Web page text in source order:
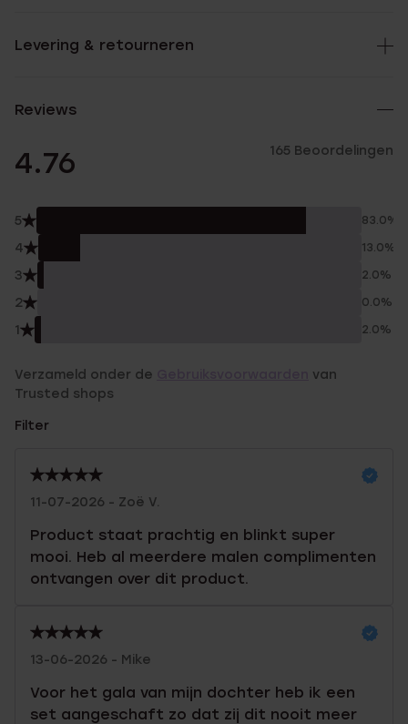
Levering & retourneren
Reviews
4.76 165 Beoordelingen
5 83.0%
4 13.0%
3 2.0%
2 0.0%
1 2.0%
Verzameld onder de
van
Trusted shops
Filter
11-07-2026 - Zoë V.
Product staat prachtig en blinkt super
mooi. Heb al meerdere malen complimenten
ontvangen over dit product.
13-06-2026 - Mike
Voor het gala van mijn dochter heb ik een
set aangeschaft zo dat zij dit nooit meer